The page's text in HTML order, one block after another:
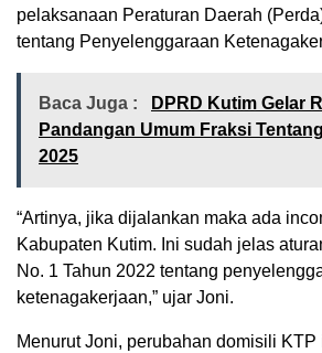
pelaksanaan Peraturan Daerah
tentang Penyelenggaraan
Baca Juga :
DPRD Kutim Gelar
Pandangan Umum Fraksi
2025
“Artinya, jika dijalankan maka ada
Kabupaten Kutim. Ini sudah jelas
No. 1 Tahun 2022 tentang
ketenagakerjaan,” ujar Joni.
Menurut Joni, perubahan domisili KTP